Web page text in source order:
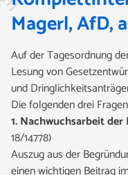
Magerl, AfD,
Auf der Tagesordnung
Lesung von
und
Die folgenden drei Fragen
1. Nachwuchsarbeit
18/14778)
Auszug aus der
einen wichtigen Beitrag